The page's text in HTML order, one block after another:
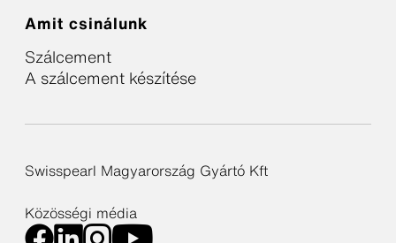
Amit csinálunk
Szálcement
A szálcement készítése
Swisspearl Magyarország Gyártó Kft
Közösségi média